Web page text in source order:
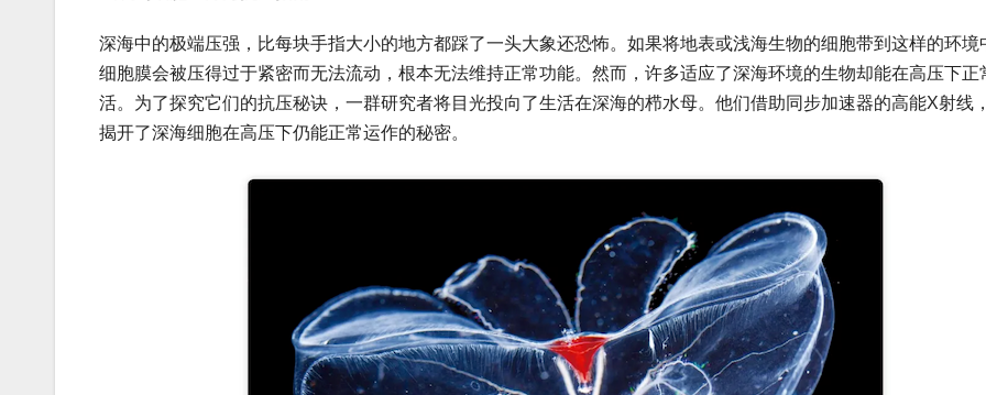
深海中的极端压强，比每块手指大小的地方都踩了一头大象还恐怖。如果将地表或浅海生物的细胞带到这样的环境
细胞膜会被压得过于紧密而无法流动，根本无法维持正常功能。然而，许多适应了深海环境的生物却能在高压下正
活。为了探究它们的抗压秘诀，一群研究者将目光投向了生活在深海的栉水母。他们借助同步加速器的高能X射线
揭开了深海细胞在高压下仍能正常运作的秘密。